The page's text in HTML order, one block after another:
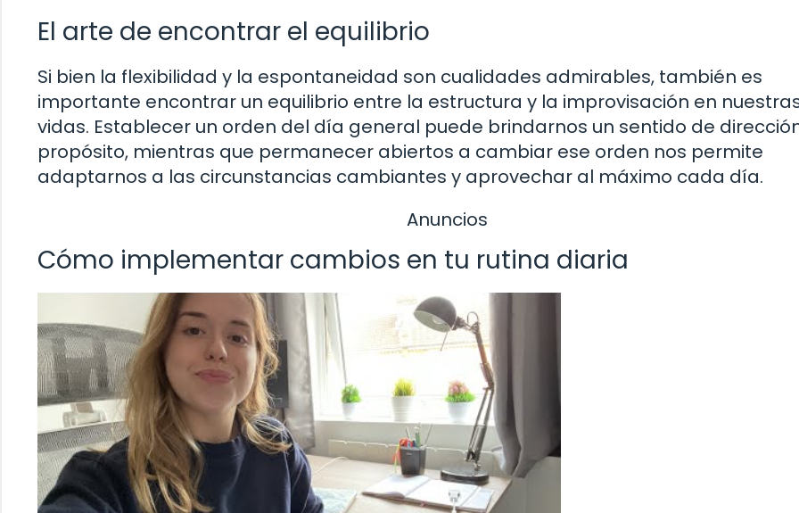
El arte de encontrar el equilibrio
Si bien la flexibilidad y la espontaneidad son cualidades admirables, también es
importante encontrar un equilibrio entre la estructura y la improvisación en
vidas. Establecer un orden del día general puede brindarnos un sentido de
propósito, mientras que permanecer abiertos a cambiar ese orden nos permite
adaptarnos a las circunstancias cambiantes y aprovechar al máximo cada día.
Anuncios
Cómo implementar cambios en tu rutina diaria